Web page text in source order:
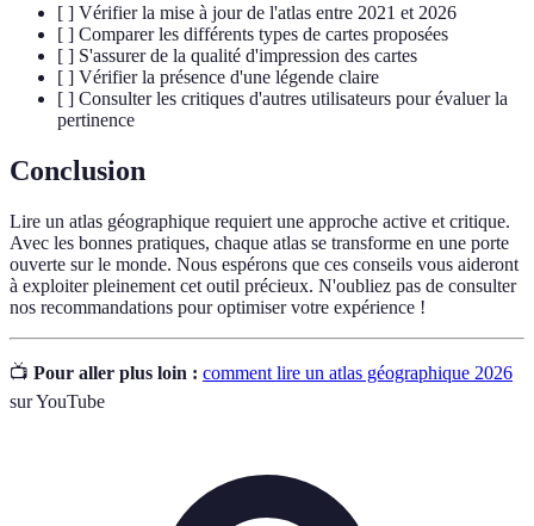
[ ] Vérifier la mise à jour de l'atlas entre 2021 et 2026
[ ] Comparer les différents types de cartes proposées
[ ] S'assurer de la qualité d'impression des cartes
[ ] Vérifier la présence d'une légende claire
[ ] Consulter les critiques d'autres utilisateurs pour évaluer la
pertinence
Conclusion
Lire un atlas géographique requiert une approche active et critique.
Avec les bonnes pratiques, chaque atlas se transforme en une porte
ouverte sur le monde. Nous espérons que ces conseils vous aideront
à exploiter pleinement cet outil précieux. N'oubliez pas de consulter
nos recommandations pour optimiser votre expérience !
📺 Pour aller plus loin : comment lire un atlas géographique 2026
sur YouTube